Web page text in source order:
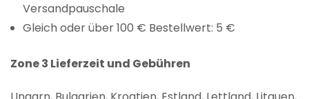
Versandpauschale
Gleich oder über 100 € Bestellwert: 5 €
Zone 3 Lieferzeit und Gebühren